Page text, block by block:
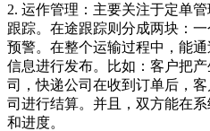
2. 运作管理：主要关注于定单
跟踪。在途跟踪则分成两块：
预警。在整个运输过程中，能
信息进行发布。比如：客户把
司，快递公司在收到订单后，
司进行结算。并且，双方能在
和进度。